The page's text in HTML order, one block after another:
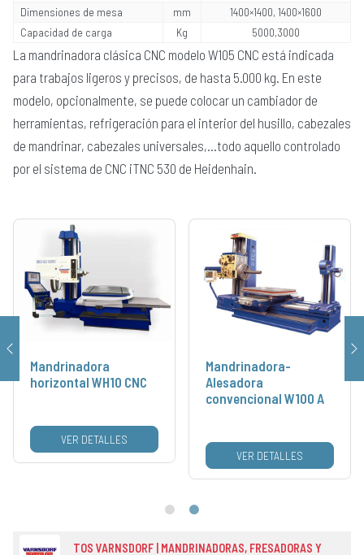
TOS VARNSDORF | MANDRINADORAS, FRESADORAS Y
Dimensiones de mesa
mm
1400×1400, 1400×1600
Capacidad de carga
Kg 5000,3000
La mandrinadora clásica CNC modelo W105 CNC está indicada
para trabajos ligeros y precisos, de hasta 5.000 kg. En este
modelo, opcionalmente, se puede colocar un cambiador de
herramientas, refrigeración para el interior del husillo, cabezales
de mandrinar, cabezales universales,…todo aquello controlado
por el sistema de CNC iTNC 530 de Heidenhain.
Mandrinadora
horizontal WH10 CNC
VER DETALLES
Mandrinadora-
Alesadora
convencional W100 A
VER DETALLES